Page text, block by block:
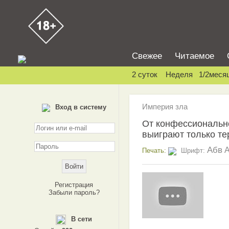
Вход в систему
Регистрация
Забыли пароль?
В сети
Свежее Читаемое
2 суток Неделя 1/
Империя зла
От
выиграют только
Печать: Шрифт: Абв